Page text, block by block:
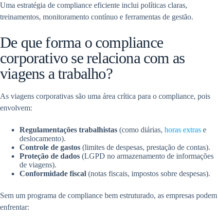
Uma estratégia de compliance eficiente inclui políticas claras,
treinamentos, monitoramento contínuo e ferramentas de gestão.
De que forma o compliance
corporativo se relaciona com as
viagens a trabalho?
As viagens corporativas são uma área crítica para o compliance, pois
envolvem:
Regulamentações trabalhistas (como diárias, horas extras e
deslocamento).
Controle de gastos (limites de despesas, prestação de contas).
Proteção de dados (LGPD no armazenamento de informações
de viagens).
Conformidade fiscal (notas fiscais, impostos sobre despesas).
Sem um programa de compliance bem estruturado, as empresas podem
enfrentar: